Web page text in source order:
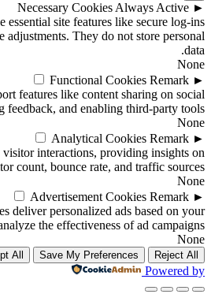
►
Necessary Cookies Always Active
essential site features like secure log-ins
adjustments. They do not store personal
data.
None
►
Functional Cookies Remark
features like content sharing on social
feedback, and enabling third-party tools.
None
►
Analytical Cookies Remark
interactions, providing insights on
count, bounce rate, and traffic sources.
None
►
Advertisement Cookies Remark
deliver personalized ads based on your
the effectiveness of ad campaigns.
None
Reject All
Save My Preferences
All
Powered by